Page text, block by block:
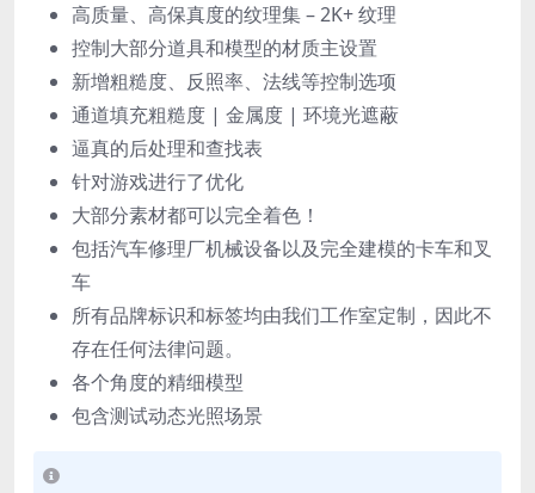
高质量、高保真度的纹理集 – 2K+ 纹理
控制大部分道具和模型的材质主设置
新增粗糙度、反照率、法线等控制选项
通道填充粗糙度 | 金属度 | 环境光遮蔽
逼真的后处理和查找表
针对游戏进行了优化
大部分素材都可以完全着色！
包括汽车修理厂机械设备以及完全建模的卡车和叉
车
所有品牌标识和标签均由我们工作室定制，因此不
存在任何法律问题。
各个角度的精细模型
包含测试动态光照场景